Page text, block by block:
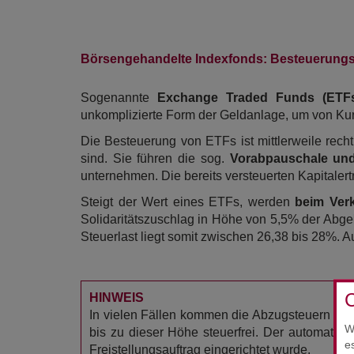
Börsengehandelte Indexfonds:
Sogenannte Exchange Traded Funds
unkomplizierte Form der Geldanlage, um von
Die Besteuerung von ETFs ist mittlerweile
sind. Sie führen die sog. Vorabpauschale
unternehmen. Die bereits versteuerten
Steigt der Wert eines ETFs, werden beim
Solidaritätszuschlag in Höhe von 5,5% der
Steuerlast liegt somit zwischen 26,38 bis 28%.
HINWEIS
In vielen Fällen kommen die Abzugsteuern
bis zu dieser Höhe steuerfrei. Der
Freistellungsauftrag eingerichtet wurde.